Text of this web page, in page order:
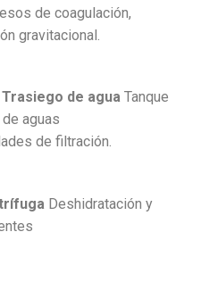
de coagulación,
gravitacional.
de aguaTanque
aguas
de filtración.
Deshidratación y